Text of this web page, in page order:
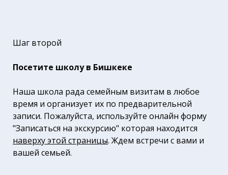
Шаг второй
Посетите школу в Бишкеке
Наша школа рада семейным визитам в любое
время и организует их по предварительной
записи. Пожалуйста, используйте онлайн форму
"Записаться на экскурсию" которая находится
наверху этой страницы. Ждем встречи с вами и
вашей семьей.